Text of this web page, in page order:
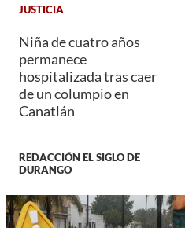
JUSTICIA
Niña de cuatro años
permanece
hospitalizada tras caer
de un columpio en
Canatlán
REDACCIÓN EL SIGLO DE
DURANGO